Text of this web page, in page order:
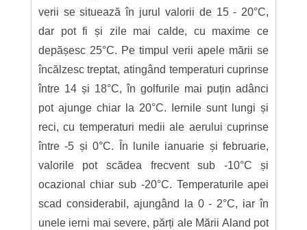
verii se situează în jurul valorii de 15 - 20°C,
dar pot fi și zile mai calde, cu maxime ce
depășesc 25°C. Pe timpul verii apele mării se
încălzesc treptat, atingând temperaturi cuprinse
între 14 și 18°C, în golfurile mai puțin adânci
pot ajunge chiar la 20°C. Iernile sunt lungi și
reci, cu temperaturi medii ale aerului cuprinse
între -5 și 0°C. În lunile ianuarie și februarie,
valorile pot scădea frecvent sub -10°C și
ocazional chiar sub -20°C. Temperaturile apei
scad considerabil, ajungând la 0 - 2°C, iar în
unele ierni mai severe, părți ale Mării Aland pot